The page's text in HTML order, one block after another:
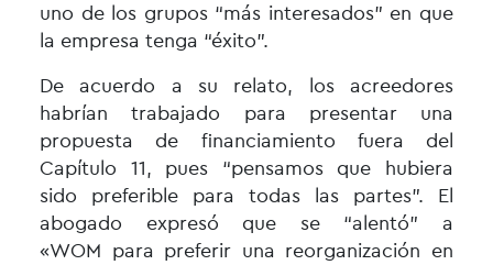
uno de los grupos “más interesados” en que
la empresa tenga “éxito”.
De acuerdo a su relato, los acreedores
habrían trabajado para presentar una
propuesta de financiamiento fuera del
Capítulo 11, pues “pensamos que hubiera
sido preferible para todas las partes”. El
abogado expresó que se “alentó” a
«WOM para preferir una reorganización en